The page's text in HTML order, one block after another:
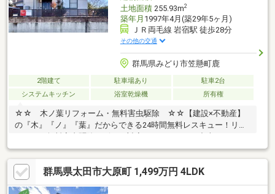
土地面積255.93m2
築年月 1997年4月(築29年5ヶ月)
ＪＲ両毛線 岩宿駅 徒歩28分
その他の交通
群馬県みどり市笠懸町鹿
2階建て 駐車場あり
駐車2台
システムキッチン
浴室乾燥機 所有権
☆☆ 木ノ葉リフォーム・無料害虫駆除 ☆☆【建設×不動産】
の『木』『ノ』『葉』だからできる24時間無料レスキュー！リフ
ターサービスがついており、住んでからの安心をずっとお届けし
ます！内覧時に、無料相談・お見積りも物件ごとに作成可能！！
オウチ探しも、リフォームも一緒に相談できます！＼弊社には、
『きつね隊』・『ゴリラ隊』という無料かけつけサービスの仕組
群馬県太田市大原町 1,499万円 4LDK